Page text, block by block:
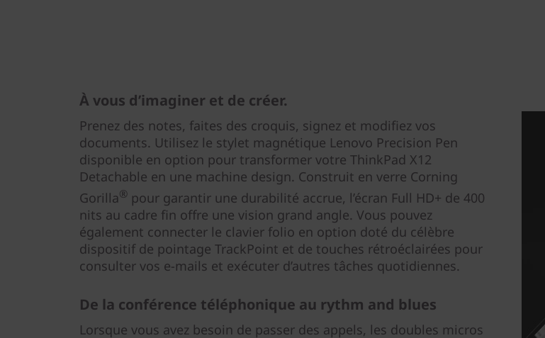
À vous d’imaginer et de créer.
Prenez des notes, faites des croquis, signez et modifiez vos
documents. Utilisez le stylet magnétique Lenovo Precision Pen
disponible en option pour transformer votre ThinkPad X12
Detachable en une machine design. Construit en verre Corning
Gorilla® pour garantir une durabilité accrue, l’écran Full HD+ de 400
nits au cadre fin offre une vision grand angle. Vous pouvez
également connecter le clavier folio en option doté du célèbre
dispositif de pointage TrackPoint et de touches rétroéclairées pour
consulter vos e-mails et exécuter d’autres tâches quotidiennes.
De la conférence téléphonique au rythm and blues
Lorsque vous avez besoin de passer des appels, les doubles micros